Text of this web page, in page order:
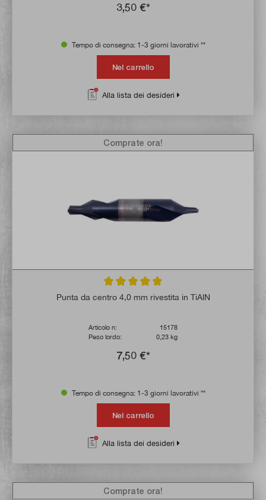
3,50 €*
Tempo di consegna: 1-3 giorni lavorativi **
Nel carrello
Alla lista dei desideri
Valutazione media di 5 su 5 stelle
Punta da centro 4,0 mm rivestita in TiAlN
Articolo n:
15178
Peso lordo:
0,23 kg
7,50 €*
Comprate ora!
Tempo di consegna: 1-3 giorni lavorativi **
Nel carrello
Alla lista dei desideri
Comprate ora!